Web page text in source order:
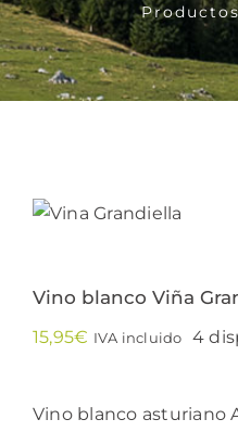
Bebidas
Conservas
Vino blanco Viña
15,95€ IVA incluido 4
Vino blanco asturiano